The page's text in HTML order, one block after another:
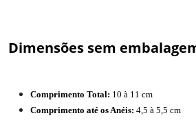
Dimensões sem
Comprimento Total: 10 à 11 cm
Comprimento até os Anéis: 4,5 à 5,5 cm